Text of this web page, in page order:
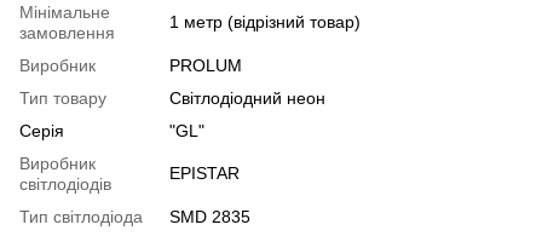
Мінімальне
замовлення
1 метр (відрізний товар)
Виробник
PROLUM
Тип товару
Світлодіодний неон
Серія
"GL"
Виробник
світлодіодів
EPISTAR
Тип світлодіода
SMD 2835